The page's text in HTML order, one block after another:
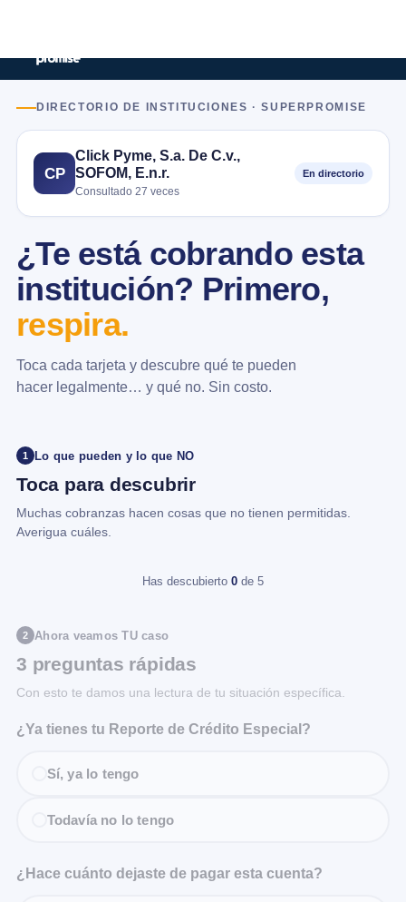
DIRECTORIO DE INSTITUCIONES · SUPERPROMISE
CP
Click Pyme, S.a. De C.v.,
SOFOM, E.n.r.
Consultado 27 veces
En directorio
¿Te está cobrando esta
institución? Primero,
respira.
Toca cada tarjeta y descubre qué te pueden
hacer legalmente… y qué no. Sin costo.
1 Lo que pueden y lo que NO
Toca para descubrir
Muchas cobranzas hacen cosas que no tienen permitidas.
Averigua cuáles.
Has descubierto 0 de 5
2 Ahora veamos TU caso
3 preguntas rápidas
Con esto te damos una lectura de tu situación específica.
¿Ya tienes tu Reporte de Crédito Especial?
Sí, ya lo tengo
Todavía no lo tengo
¿Hace cuánto dejaste de pagar esta cuenta?